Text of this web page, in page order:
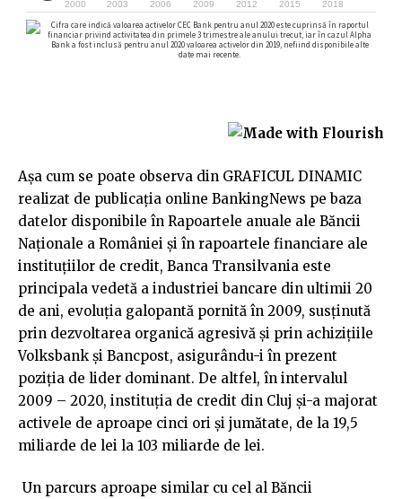
Așa cum se poate observa din GRAFICUL DINAMIC
realizat de publicația online BankingNews pe baza
datelor disponibile în Rapoartele anuale ale Băncii
Naționale a României și în rapoartele financiare ale
instituțiilor de credit, Banca Transilvania este
principala vedetă a industriei bancare din ultimii 20
de ani, evoluția galopantă pornită în 2009, susținută
prin dezvoltarea organică agresivă și prin achizițiile
Volksbank și Bancpost, asigurându-i în prezent
poziția de lider dominant. De altfel, în intervalul
2009 – 2020, instituția de credit din Cluj și-a majorat
activele de aproape cinci ori și jumătate, de la 19,5
miliarde de lei la 103 miliarde de lei.
Un parcurs aproape similar cu cel al Băncii